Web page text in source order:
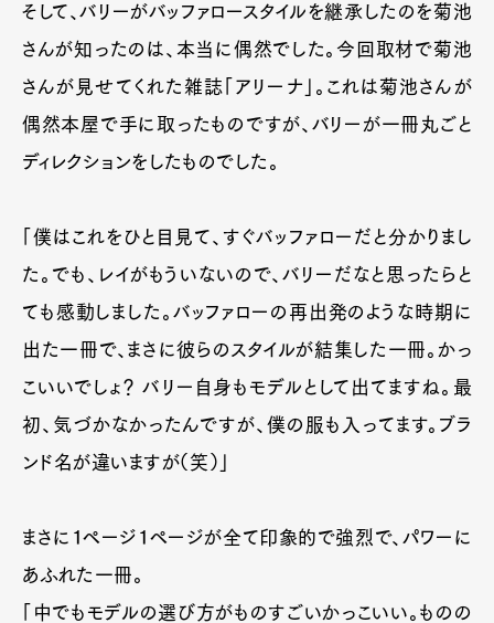
そして、バリーがバッファロースタイルを継承したのを菊池
さんが知ったのは、本当に偶然でした。今回取材で菊池
さんが見せてくれた雑誌「アリーナ」。これは菊池さんが
偶然本屋で手に取ったものですが、バリーが一冊丸ごと
ディレクションをしたものでした。
「僕はこれをひと目見て、すぐバッファローだと分かりまし
た。でも、レイがもういないので、バリーだなと思ったらと
ても感動しました。バッファローの再出発のような時期に
出た一冊で、まさに彼らのスタイルが結集した一冊。かっ
こいいでしょ？ バリー自身もモデルとして出てますね。最
初、気づかなかったんですが、僕の服も入ってます。ブラ
ンド名が違いますが（笑）」
まさに１ページ１ページが全て印象的で強烈で、パワーに
あふれた一冊。
「中でもモデルの選び方がものすごいかっこいい。ものの